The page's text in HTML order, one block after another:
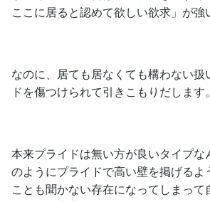
ここに居ると認めて欲しい欲求」が強
なのに、居ても居なくても構わない扱
ドを傷つけられて引きこもりだします。
本来プライドは無い方が良いタイプな
のようにプライドで高い壁を掲げるよ
ことも聞かない存在になってしまって